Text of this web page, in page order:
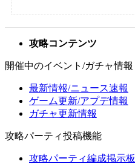
攻略コンテンツ
開催中のイベント/ガチャ情報
最新情報/ニュース速報
ゲーム更新/アプデ情報
ガチャ更新情報
攻略パーティ投稿機能
攻略パーティ編成掲示板